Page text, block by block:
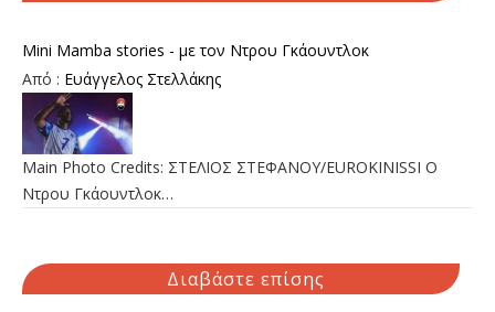
Mini Mamba stories - με τον Ντρου Γκάουντλοκ
Από : Ευάγγελος Στελλάκης
Main Photo Credits: ΣΤΕΛΙΟΣ ΣΤΕΦΑΝΟΥ/EUROKINISSI Ο
Ντρου Γκάουντλοκ…
Διαβάστε επίσης